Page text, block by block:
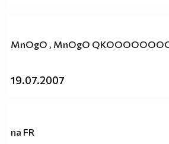
MnOgO , MnOgO
19.07.2007
na FR